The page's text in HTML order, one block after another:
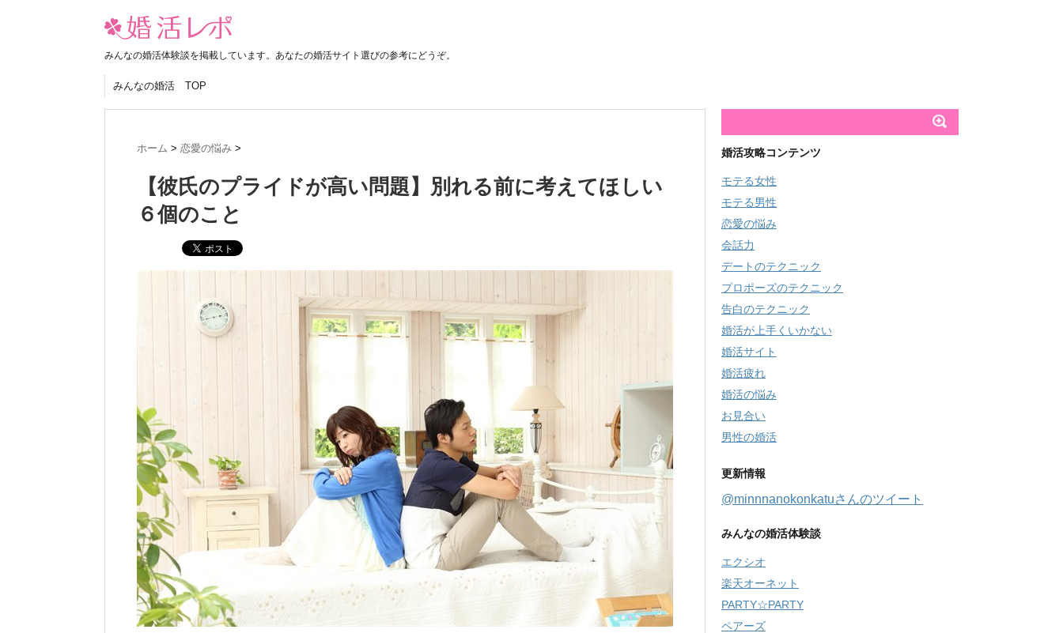
みんなの婚活体験談を掲載しています。あなたの婚活サイト選びの参考にどうぞ。
みんなの婚活 TOP
ホーム > 恋愛の悩み >
【彼氏のプライドが高い問題】別れる前に考えてほしい
６個のこと
婚活攻略コンテンツ
モテる女性
モテる男性
恋愛の悩み
会話力
デートのテクニック
プロポーズのテクニック
告白のテクニック
婚活が上手くいかない
婚活サイト
婚活疲れ
婚活の悩み
お見合い
男性の婚活
更新情報
@minnnanokonkatuさんのツイート
みんなの婚活体験談
エクシオ
楽天オーネット
PARTY☆PARTY
ペアーズ